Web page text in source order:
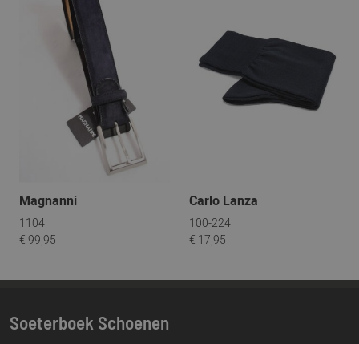
Magnanni
1104
€ 99,95
Carlo Lanza
100-224
€ 17,95
Soeterboek Schoenen